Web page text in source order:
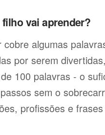
vai aprender?
cobre algumas
por serem
100 palavras - o
sem o
profissões e